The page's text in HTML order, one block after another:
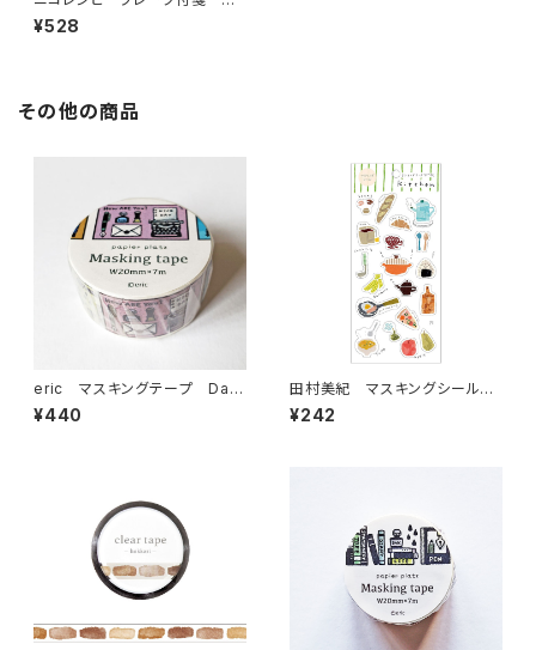
マさんだらけ シールふせん
紙 60-024
¥528
その他の商品
eric マスキングテープ Day
s 37-633
¥440
田村美紀 マスキングシールス
テッカー237 kitchen
¥242